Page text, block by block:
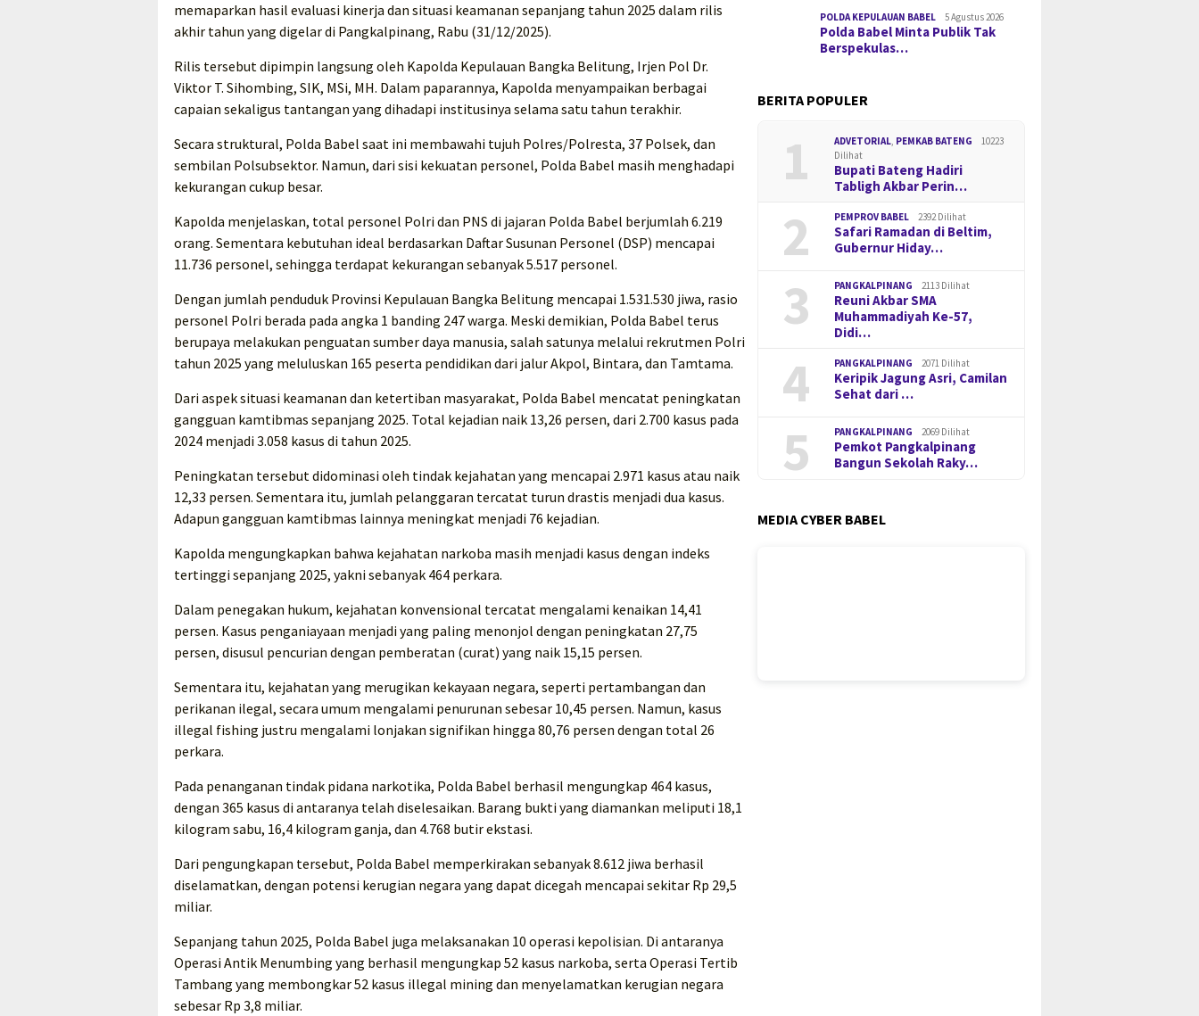
memaparkan hasil evaluasi kinerja dan situasi keamanan sepanjang tahun 2025 dalam rilis
akhir tahun yang digelar di Pangkalpinang, Rabu (31/12/2025).
Rilis tersebut dipimpin langsung oleh Kapolda Kepulauan Bangka Belitung, Irjen Pol Dr.
Viktor T. Sihombing, SIK, MSi, MH. Dalam paparannya, Kapolda menyampaikan berbagai
capaian sekaligus tantangan yang dihadapi institusinya selama satu tahun terakhir.
Secara struktural, Polda Babel saat ini membawahi tujuh Polres/Polresta, 37 Polsek, dan
sembilan Polsubsektor. Namun, dari sisi kekuatan personel, Polda Babel masih menghadapi
kekurangan cukup besar.
Kapolda menjelaskan, total personel Polri dan PNS di jajaran Polda Babel berjumlah 6.219
orang. Sementara kebutuhan ideal berdasarkan Daftar Susunan Personel (DSP) mencapai
11.736 personel, sehingga terdapat kekurangan sebanyak 5.517 personel.
Dengan jumlah penduduk Provinsi Kepulauan Bangka Belitung mencapai 1.531.530 jiwa, rasio
personel Polri berada pada angka 1 banding 247 warga. Meski demikian, Polda Babel terus
berupaya melakukan penguatan sumber daya manusia, salah satunya melalui rekrutmen Polri
tahun 2025 yang meluluskan 165 peserta pendidikan dari jalur Akpol, Bintara, dan Tamtama.
Dari aspek situasi keamanan dan ketertiban masyarakat, Polda Babel mencatat peningkatan
gangguan kamtibmas sepanjang 2025. Total kejadian naik 13,26 persen, dari 2.700 kasus pada
2024 menjadi 3.058 kasus di tahun 2025.
Peningkatan tersebut didominasi oleh tindak kejahatan yang mencapai 2.971 kasus atau naik
12,33 persen. Sementara itu, jumlah pelanggaran tercatat turun drastis menjadi dua kasus.
Adapun gangguan kamtibmas lainnya meningkat menjadi 76 kejadian.
Kapolda mengungkapkan bahwa kejahatan narkoba masih menjadi kasus dengan indeks
tertinggi sepanjang 2025, yakni sebanyak 464 perkara.
Dalam penegakan hukum, kejahatan konvensional tercatat mengalami kenaikan 14,41
persen. Kasus penganiayaan menjadi yang paling menonjol dengan peningkatan 27,75
persen, disusul pencurian dengan pemberatan (curat) yang naik 15,15 persen.
Sementara itu, kejahatan yang merugikan kekayaan negara, seperti pertambangan dan
perikanan ilegal, secara umum mengalami penurunan sebesar 10,45 persen. Namun, kasus
illegal fishing justru mengalami lonjakan signifikan hingga 80,76 persen dengan total 26
perkara.
Pada penanganan tindak pidana narkotika, Polda Babel berhasil mengungkap 464 kasus,
dengan 365 kasus di antaranya telah diselesaikan. Barang bukti yang diamankan meliputi 18,1
kilogram sabu, 16,4 kilogram ganja, dan 4.768 butir ekstasi.
Dari pengungkapan tersebut, Polda Babel memperkirakan sebanyak 8.612 jiwa berhasil
diselamatkan, dengan potensi kerugian negara yang dapat dicegah mencapai sekitar Rp 29,5
miliar.
Sepanjang tahun 2025, Polda Babel juga melaksanakan 10 operasi kepolisian. Di antaranya
Operasi Antik Menumbing yang berhasil mengungkap 52 kasus narkoba, serta Operasi Tertib
Tambang yang membongkar 52 kasus illegal mining dan menyelamatkan kerugian negara
sebesar Rp 3,8 miliar.
POLDA KEPULAUAN BABEL 5 Agustus 2026
Polda Babel Minta Publik Tak
Berspekulas…
BERITA POPULER
1 ADVETORIAL, PEMKAB BATENG
10223
Dilihat
Bupati Bateng Hadiri
Tabligh Akbar Perin…
2 PEMPROV BABEL 2392 Dilihat
Safari Ramadan di Beltim,
Gubernur Hiday…
3 PANGKALPINANG 2113 Dilihat
Reuni Akbar SMA
Muhammadiyah Ke-57,
Didi…
4 PANGKALPINANG 2071 Dilihat
Keripik Jagung Asri, Camilan
Sehat dari …
5 PANGKALPINANG 2069 Dilihat
Pemkot Pangkalpinang
Bangun Sekolah Raky…
MEDIA CYBER BABEL